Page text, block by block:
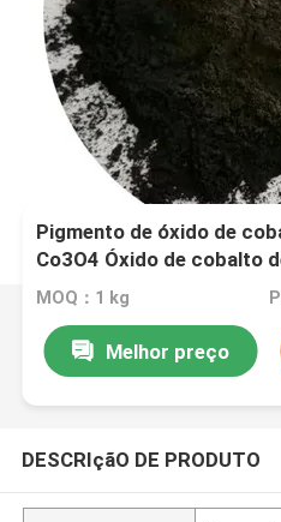
Pigmento de óxido de
Co3O4 Óxido de cobalto
CAS 1307-96-6
MOQ：1 kg
Melhor preço
DESCRIçãO DE PRODUTO